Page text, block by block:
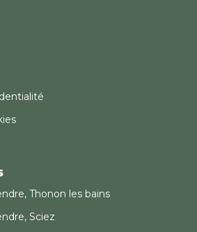
Thonon les bains
Sciez